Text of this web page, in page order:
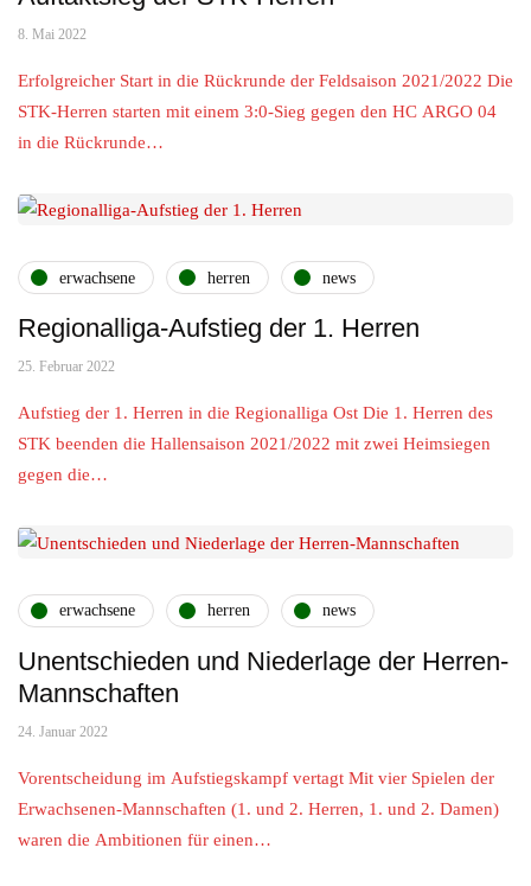
8. Mai 2022
Erfolgreicher Start in die Rückrunde der Feldsaison 2021/2022 Die
STK-Herren starten mit einem 3:0-Sieg gegen den HC ARGO 04
in die Rückrunde…
erwachsene herren news
Regionalliga-Aufstieg der 1. Herren
25. Februar 2022
Aufstieg der 1. Herren in die Regionalliga Ost Die 1. Herren des
STK beenden die Hallensaison 2021/2022 mit zwei Heimsiegen
gegen die…
erwachsene herren news
Unentschieden und Niederlage der Herren-
Mannschaften
24. Januar 2022
Vorentscheidung im Aufstiegskampf vertagt Mit vier Spielen der
Erwachsenen-Mannschaften (1. und 2. Herren, 1. und 2. Damen)
waren die Ambitionen für einen…